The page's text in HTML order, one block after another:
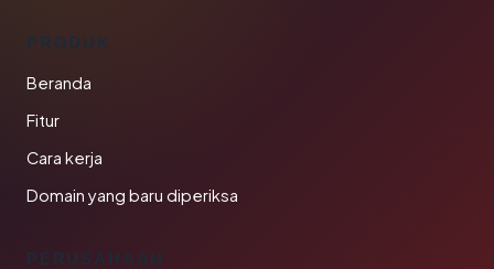
PRODUK
Beranda
Fitur
Cara kerja
Domain yang baru diperiksa
PERUSAHAAN